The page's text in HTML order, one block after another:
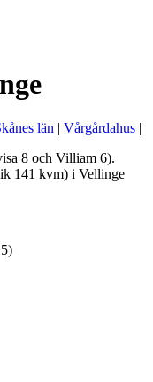
län | Vårgårdahus |
8 och Villiam 6).
141 kvm) i Vellinge